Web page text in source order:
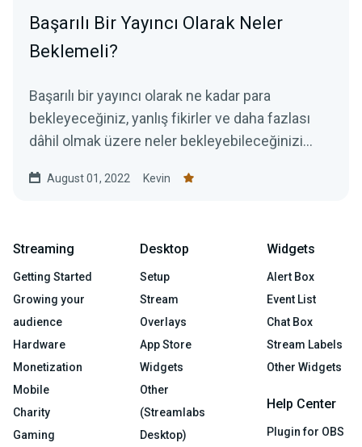
Başarılı Bir Yayıncı Olarak Neler
Beklemeli?
Başarılı bir yayıncı olarak ne kadar para
bekleyeceğiniz, yanlış fikirler ve daha fazlası
dâhil olmak üzere neler bekleyebileceğinizi
August 01, 2022 Kevin
Streaming
Getting Started
Growing your
audience
Hardware
Monetization
Mobile
Charity
Gaming
Desktop
Setup
Stream
Overlays
App Store
Widgets
Other
(Streamlabs
Desktop)
Widgets
Alert Box
Event List
Chat Box
Stream Labels
Other Widgets
Help Center
Plugin for OBS